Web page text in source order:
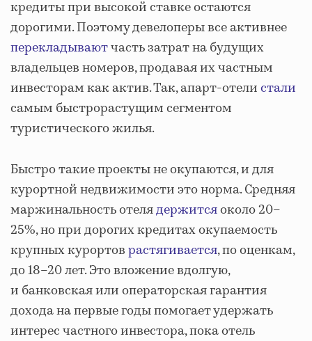
кредиты при высокой ставке остаются
дорогими. Поэтому девелоперы все активнее
перекладываютчасть затрат на будущих
владельцев номеров, продавая их частным
инвесторам как актив. Так, апарт-отелистали
самым быстрорастущим сегментом
туристического жилья.
Быстро такие проекты не окупаются, и для
курортной недвижимости это норма. Средняя
маржинальность отелядержитсяоколо 20–
25%, но при дорогих кредитах окупаемость
крупных курортоврастягивается, по оценкам,
до 18–20 лет. Это вложение вдолгую,
и банковская или операторская гарантия
дохода на первые годы помогает удержать
интерес частного инвестора, пока отель